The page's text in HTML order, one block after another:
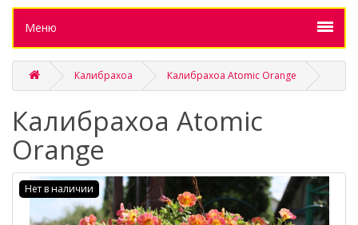
Меню
Калибрахоа Калибрахоа Atomic Orange
Калибрахоа Atomic
Orange
Нет в наличии